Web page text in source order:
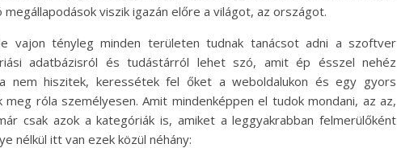
viszik igazán előre a világot, az országot.
vajon tényleg minden területen tudnak tanácsot adni a szoftver
adatbázisról és tudástárról lehet szó, amit ép ésszel nehéz
nem hiszitek, keressétek fel őket a weboldalukon és egy gyors
róla személyesen. Amit mindenképpen el tudok mondani, az az,
csak azok a kategóriák is, amiket a leggyakrabban felmerülőként
nélkül itt van ezek közül néhány: